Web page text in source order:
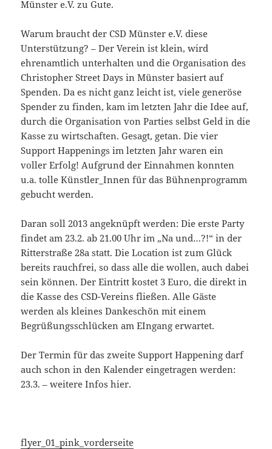
Münster e.V. zu Gute.
Warum braucht der CSD Münster e.V. diese
Unterstützung? – Der Verein ist klein, wird
ehrenamtlich unterhalten und die Organisation des
Christopher Street Days in Münster basiert auf
Spenden. Da es nicht ganz leicht ist, viele generöse
Spender zu finden, kam im letzten Jahr die Idee auf,
durch die Organisation von Parties selbst Geld in die
Kasse zu wirtschaften. Gesagt, getan. Die vier
Support Happenings im letzten Jahr waren ein
voller Erfolg! Aufgrund der Einnahmen konnten
u.a. tolle Künstler_Innen für das Bühnenprogramm
gebucht werden.
Daran soll 2013 angeknüpft werden: Die erste Party
findet am 23.2. ab 21.00 Uhr im „Na und…?!“ in der
Ritterstraße 28a statt. Die Location ist zum Glück
bereits rauchfrei, so dass alle die wollen, auch dabei
sein können. Der Eintritt kostet 3 Euro, die direkt in
die Kasse des CSD-Vereins fließen. Alle Gäste
werden als kleines Dankeschön mit einem
Begrüßungsschlücken am EIngang erwartet.
Der Termin für das zweite Support Happening darf
auch schon in den Kalender eingetragen werden:
23.3. – weitere Infos hier.
flyer_01_pink_vorderseite